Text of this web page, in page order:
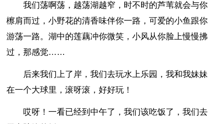
我们荡啊荡，越荡湖越窄，时不时的芦苇就会与你
檫肩而过，小野花的清香味伴你一路，可爱的小鱼跟你
游荡一路。湖中的莲藕冲你微笑，小风从你脸上慢慢拂
过，那感觉……
后来我们上了岸，我们去玩水上乐园，我和我妹妹
在一个大球里，滚呀滚，好好玩！
哎呀！一看已经到中午了，我们该吃饭了，我们去